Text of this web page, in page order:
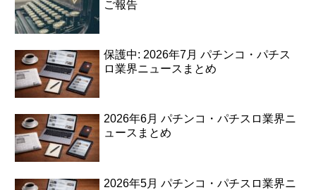
ご報告
保護中: 2026年7月 パチンコ・パチス
ロ業界ニュースまとめ
2026年6月 パチンコ・パチスロ業界ニ
ュースまとめ
2026年5月 パチンコ・パチスロ業界ニ